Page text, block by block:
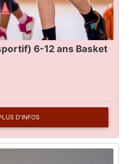
6-12 ans Basket
D'INFOS